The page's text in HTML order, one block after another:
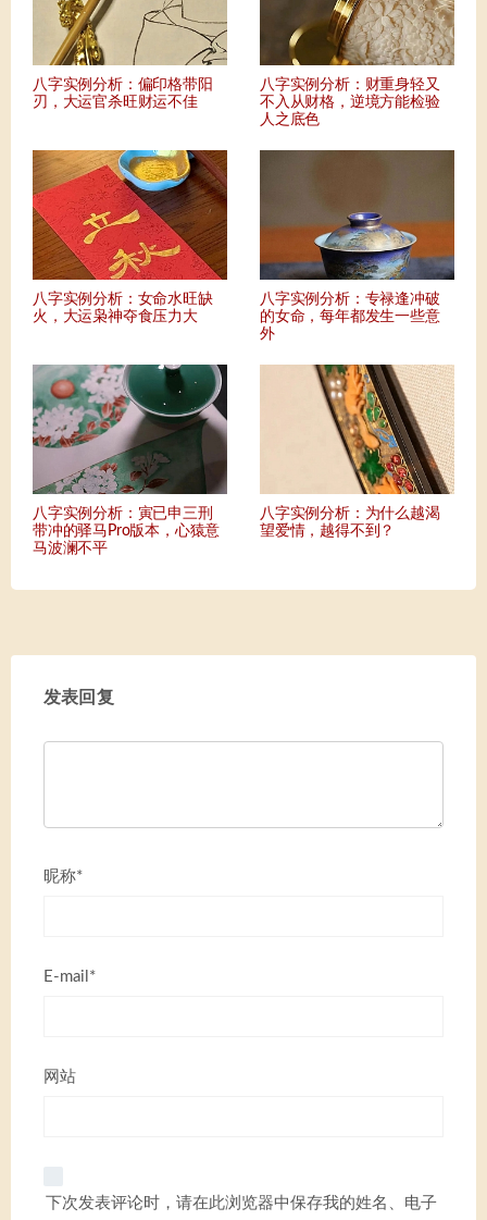
八字实例分析：偏印格带阳
刃，大运官杀旺财运不佳
八字实例分析：财重身轻又
不入从财格，逆境方能检验
人之底色
八字实例分析：女命水旺缺
火，大运枭神夺食压力大
八字实例分析：专禄逢冲破
的女命，每年都发生一些意
外
八字实例分析：寅已申三刑
带冲的驿马Pro版本，心猿意
马波澜不平
八字实例分析：为什么越渴
望爱情，越得不到？
发表回复
昵称*
E-mail*
网站
下次发表评论时，请在此浏览器中保存我的姓名、电子